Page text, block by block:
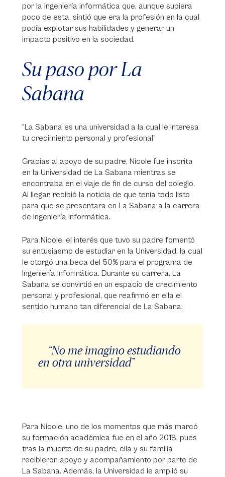
por la ingeniería informática que, aunque supiera
poco de esta, sintió que era la profesión en la cual
podía explotar sus habilidades y generar un
impacto positivo en la sociedad.
Su paso por La
Sabana
“La Sabana es una universidad a la cual le interesa
tu crecimiento personal y profesional”
Gracias al apoyo de su padre, Nicole fue inscrita
en la Universidad de La Sabana mientras se
encontraba en el viaje de fin de curso del colegio.
Al llegar, recibió la noticia de que tenía todo listo
para que se presentara en La Sabana a la carrera
de Ingeniería Informática.
Para Nicole, el interés que tuvo su padre fomentó
su entusiasmo de estudiar en la Universidad, la cual
le otorgó una beca del 50% para el programa de
Ingeniería Informática. Durante su carrera, La
Sabana se convirtió en un espacio de crecimiento
personal y profesional, que reafirmó en ella el
sentido humano tan diferencial de La Sabana.
“No me imagino estudiando
en otra universidad”
Para Nicole, uno de los momentos que más marcó
su formación académica fue en el año 2018, pues
tras la muerte de su padre, ella y su familia
recibieron apoyo y acompañamiento por parte de
La Sabana. Además, la Universidad le amplió su